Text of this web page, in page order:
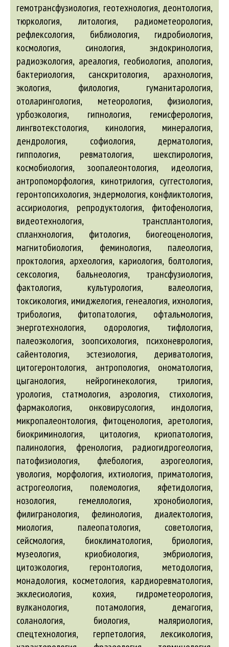
гемотрансфузиология, геотехнология, деонтология,
тюркология, литология, радиометеорология,
рефлексология, библиология, гидробиология,
космология, синология, эндокринология,
радиоэкология, ареалогия, геобиология, апология,
бактериология, санскритология, арахнология,
экология, филология, гуманитарология,
отоларингология, метеорология, физиология,
урбоэкология, гипнология, гемисферология,
лингвотекстология, кинология, минералогия,
дендрология, софиология, дерматология,
гиппология, ревматология, шекспирология,
космобиология, зоопалеонтология, идеология,
антропоморфология, кинотрилогия, суггестология,
геронтопсихология, эндермология, конфликтология,
ассириология, репродуктология, фитофенология,
видеотехнология, трансплантология,
спланхнология, фитология, биогеоценология,
магнитобиология, феминология, палеология,
проктология, археология, кариология, болтология,
сексология, бальнеология, трансфузиология,
фактология, культурология, валеология,
токсикология, имиджелогия, генеалогия, ихнология,
трибология, фитопатология, офтальмология,
энерготехнология, одорология, тифлология,
палеоэкология, зоопсихология, психоневрология,
сайентология, эстезиология, дериватология,
цитогеронтология, антропология, ономатология,
цыганология, нейрогинекология, трилогия,
урология, статмология, аэрология, стихология,
фармакология, онковирусология, индология,
микропалеонтология, фитоценология, аретология,
биокриминология, цитология, криопатология,
палинология, френология, радиогидрогеология,
патофизиология, флебология, аэрогеология,
увология, морфология, ихтиология, приматология,
астрогеология, полемология, яфетидология,
нозология, гемеллология, хронобиология,
филигранология, фелинология, диалектология,
миология, палеопатология, советология,
сейсмология, биоклиматология, бриология,
музеология, криобиология, эмбриология,
цитоэкология, геронтология, методология,
монадология, косметология, кардиоревматология,
экклесиология, кохия, гидрометеорология,
вулканология, потамология, демагогия,
соланология, биология, маляриология,
спецтехнология, герпетология, лексикология,